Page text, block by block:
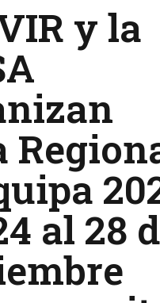
y la
al 28